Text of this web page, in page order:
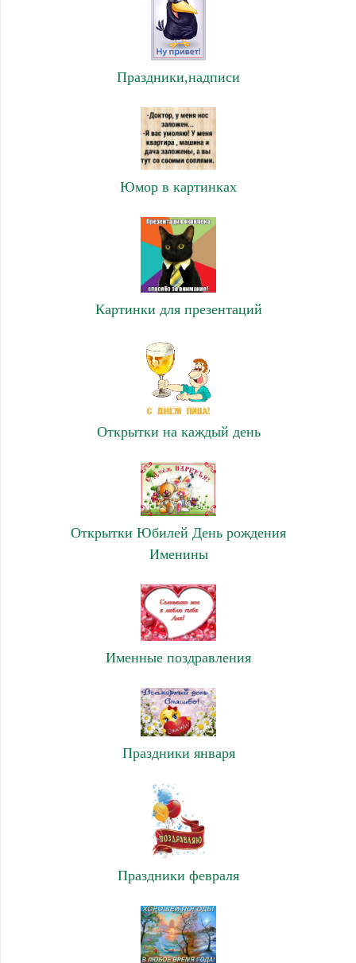
Праздники,надписи
Юмор в картинках
Картинки для презентаций
Открытки на каждый день
Открытки Юбилей День рождения
Именины
Именные поздравления
Праздники января
Праздники февраля